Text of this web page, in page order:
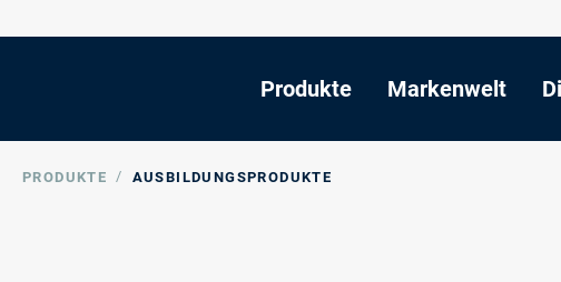
Produkte Markenwelt
PRODUKTE / AUSBILDUNGSPRODUKTE